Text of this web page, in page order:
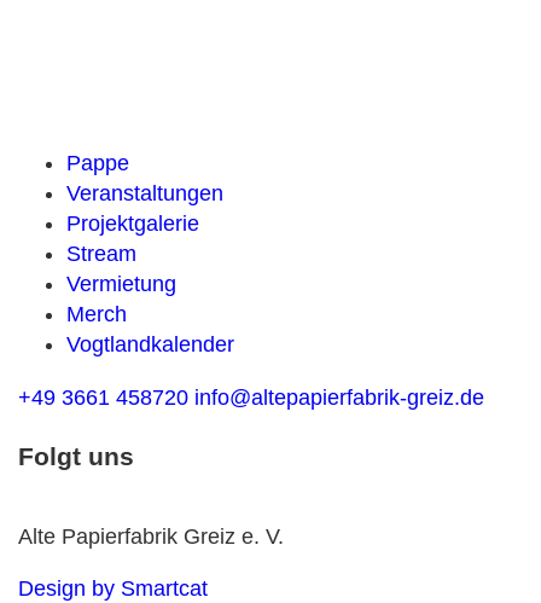
Pappe
Veranstaltungen
Projektgalerie
Stream
Vermietung
Merch
Vogtlandkalender
+49 3661 458720 info@altepapierfabrik-greiz.de
Folgt uns
Alte Papierfabrik Greiz e. V.
Design by Smartcat